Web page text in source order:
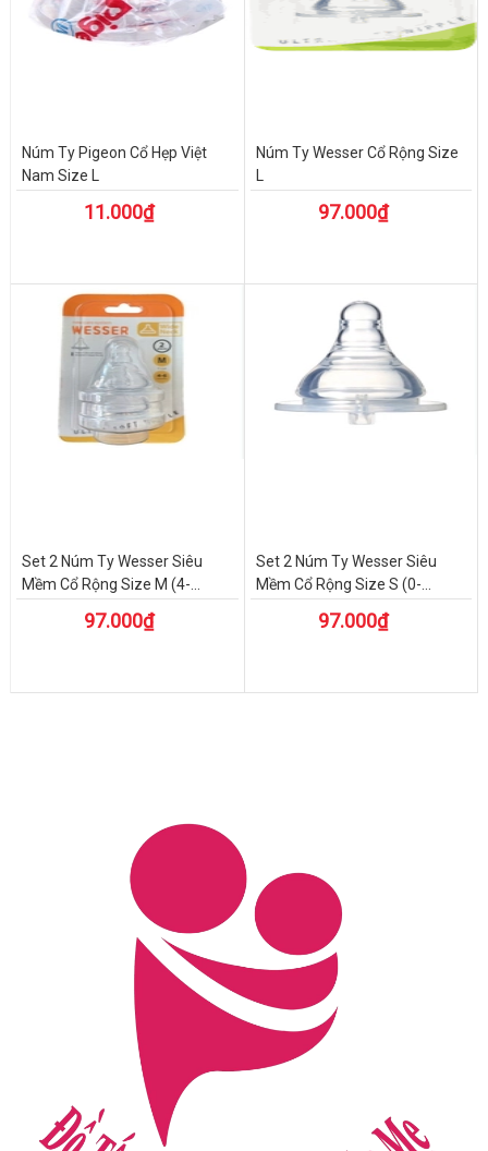
Núm Ty Pigeon Cổ Hẹp Việt
Nam Size L
11.000₫
Núm Ty Wesser Cổ Rộng Size
L
97.000₫
Set 2 Núm Ty Wesser Siêu
Mềm Cổ Rộng Size M (4-...
97.000₫
Set 2 Núm Ty Wesser Siêu
Mềm Cổ Rộng Size S (0-...
97.000₫